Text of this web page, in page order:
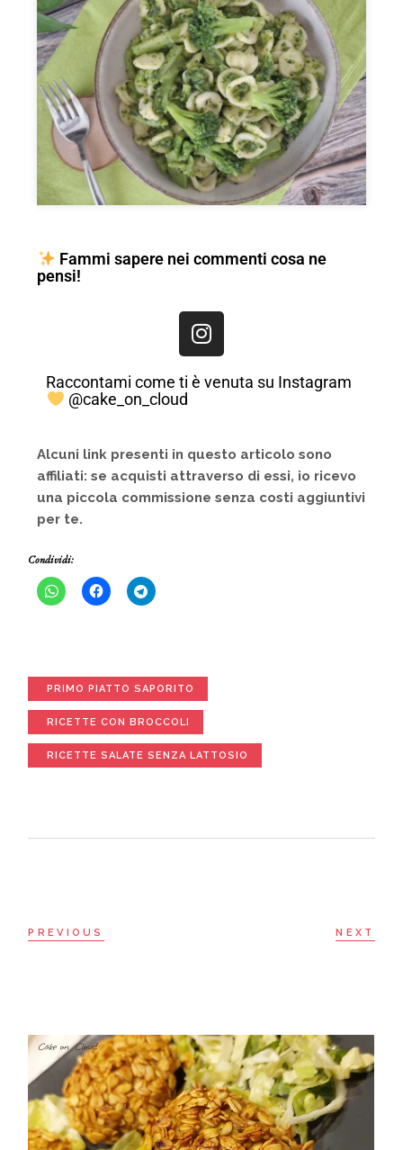
Fammi sapere nei commenti cosa ne
pensi!
Raccontami come ti è venuta su Instagram
@cake_on_cloud
Alcuni link presenti in questo articolo sono
affiliati: se acquisti attraverso di essi, io ricevo
una piccola commissione senza costi aggiuntivi
per te.
Condividi:
PRIMO PIATTO SAPORITO
RICETTE CON BROCCOLI
RICETTE SALATE SENZA LATTOSIO
PREVIOUS NEXT